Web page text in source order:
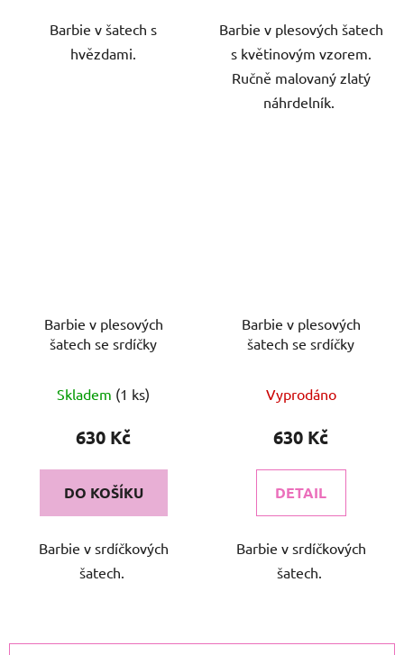
Barbie v šatech s
hvězdami.
Barbie v plesových šatech
s květinovým vzorem.
Ručně malovaný zlatý
náhrdelník.
Barbie v plesových
šatech se srdíčky
Skladem (1 ks)
630 Kč
DO KOŠÍKU
Barbie v srdíčkových
šatech.
Barbie v plesových
šatech se srdíčky
Vyprodáno
630 Kč
DETAIL
Barbie v srdíčkových
šatech.